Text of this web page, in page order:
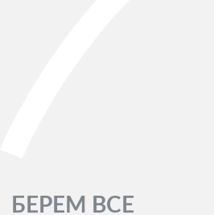
БЕРЕМ ВСЕ